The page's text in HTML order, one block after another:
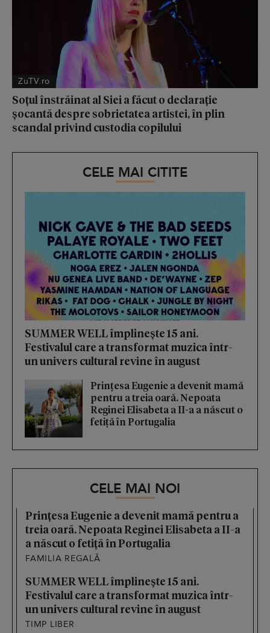
ZuTV.ro
Soțul înstrăinat al Siei a făcut o declarație
șocantă despre sobrietatea artistei, în plin
scandal privind custodia copilului
CELE MAI CITITE
SUMMER WELL împlinește 15 ani.
Festivalul care a transformat muzica într-
un univers cultural revine în august
Prințesa Eugenie a devenit mamă
pentru a treia oară. Nepoata
Reginei Elisabeta a II-a a născut o
fetiță în Portugalia
CELE MAI NOI
Prințesa Eugenie a devenit mamă pentru a
treia oară. Nepoata Reginei Elisabeta a II-a
a născut o fetiță în Portugalia
FAMILIA REGALĂ
SUMMER WELL împlinește 15 ani.
Festivalul care a transformat muzica într-
un univers cultural revine în august
TIMP LIBER